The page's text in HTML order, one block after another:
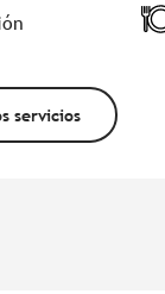
servicios